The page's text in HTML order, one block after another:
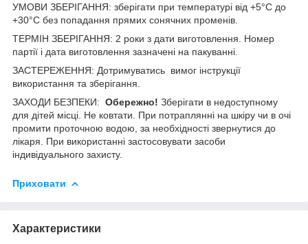
УМОВИ ЗБЕРІГАННЯ: зберігати при температурі від +5°C до
+30°C без попадання прямих сонячних променів.
ТЕРМІН ЗБЕРІГАННЯ: 2 роки з дати виготовлення. Номер
партії і дата виготовлення зазначені на пакуванні.
ЗАСТЕРЕЖЕННЯ: Дотримуватись вимог інструкції
використання та зберігання.
ЗАХОДИ БЕЗПЕКИ: Обережно! Зберігати в недоступному
для дітей місці. Не ковтати. При потраплянні на шкіру чи в очі
промити проточною водою, за необхідності звернутися до
лікаря. При використанні застосовувати засоби
індивідуального захисту.
Приховати
Характеристики